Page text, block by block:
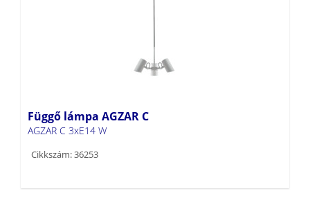
Függő lámpa AGZAR C
AGZAR C 3xE14 W
Cikkszám: 36253